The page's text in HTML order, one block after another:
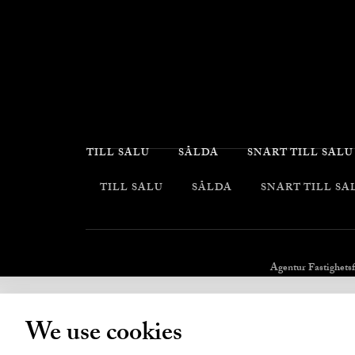
TILL SALU SÅLDA SNART TILL SALU
TILL SALU SÅLDA SNART TILL
Agentur
We use cookies